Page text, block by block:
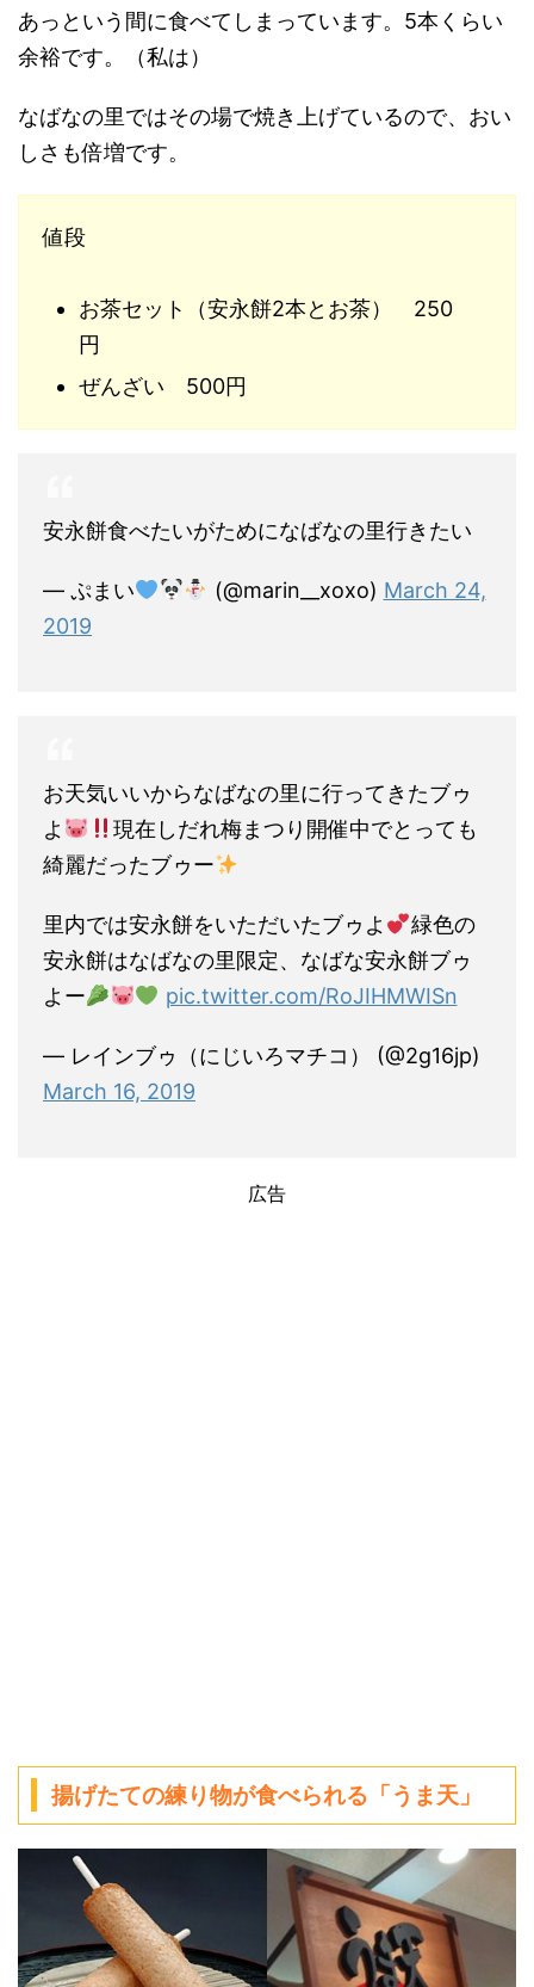
あっという間に食べてしまっています。5本くらい
余裕です。（私は）
なばなの里ではその場で焼き上げているので、おい
しさも倍増です。
値段
お茶セット（安永餅2本とお茶） 250
円
ぜんざい 500円
安永餅食べたいがためになばなの里行きたい
— ぷまい (@marin__xoxo) March 24,
2019
お天気いいからなばなの里に行ってきたブゥ
よ
現在しだれ梅まつり開催中でとっても
綺麗だったブゥー
里内では安永餅をいただいたブゥよ
緑色の
安永餅はなばなの里限定、なばな安永餅ブゥ
よー
pic.twitter.com/RoJIHMWISn
— レインブゥ（にじいろマチコ） (@2g16jp)
March 16, 2019
広告
揚げたての練り物が食べられる「うま天」